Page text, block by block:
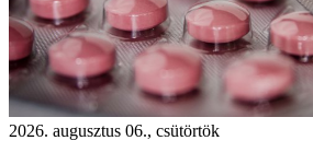
2026. augusztus 06., csütörtök